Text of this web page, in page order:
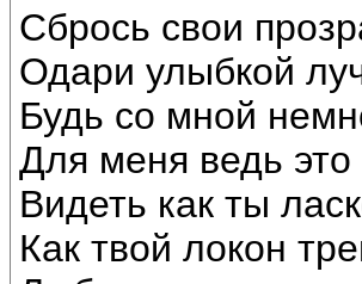
Сбрось свои
Одари улыбкой
Будь со мной
Для меня ведь
Видеть как ты
Как твой локон